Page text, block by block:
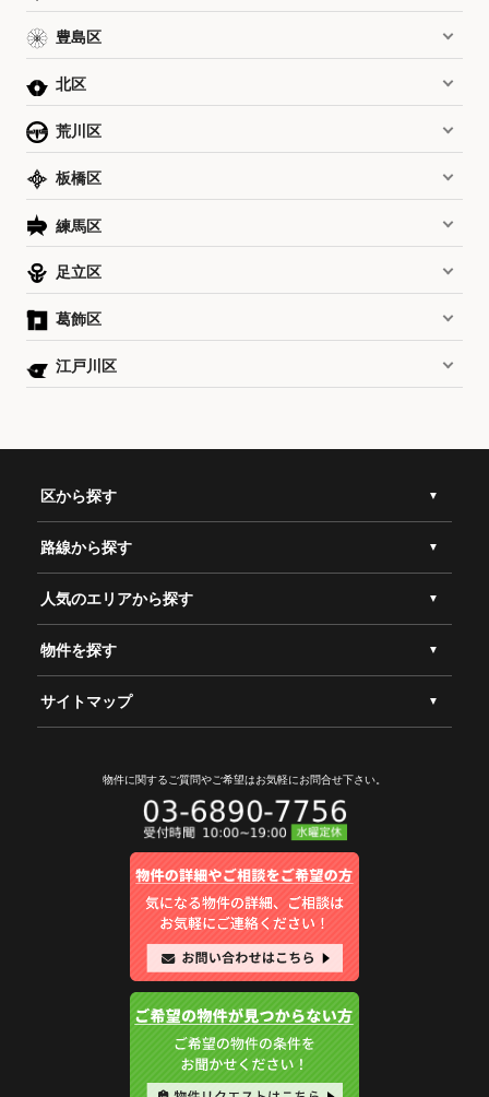
豊島区
北区
荒川区
板橋区
練馬区
足立区
葛飾区
江戸川区
区から探す
路線から探す
人気のエリアから探す
物件を探す
サイトマップ
物件に関するご質問やご希望はお気軽にお問合せ下さい。